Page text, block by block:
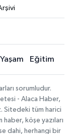
Yaşam Eğitim
sorumludur.
- Alaca Haber,
Sitedeki tüm harici
haber, köşe yazıları
dahi, herhangi bir